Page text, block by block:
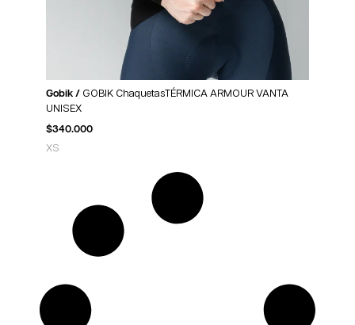
Gobik / GOBIK ChaquetasTÉRMICA ARMOUR VANTA
UNISEX
$340.000
XS